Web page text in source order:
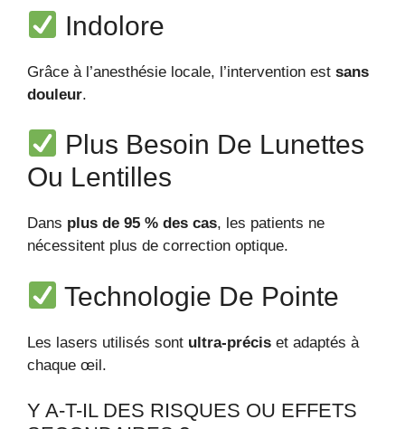
Indolore
Grâce à l’anesthésie locale, l’intervention est sans
douleur.
Plus Besoin De Lunettes
Ou Lentilles
Dans plus de 95 % des cas, les patients ne
nécessitent plus de correction optique.
Technologie De Pointe
Les lasers utilisés sont ultra-précis et adaptés à
chaque œil.
Y A-T-IL DES RISQUES OU EFFETS